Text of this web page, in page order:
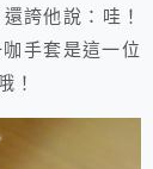
誇他說：哇！
手套是這一位
！